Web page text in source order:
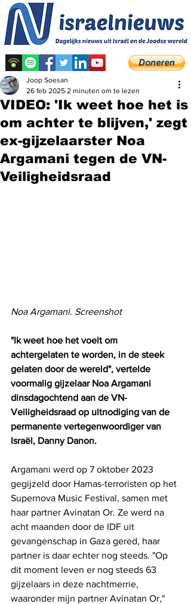
VIDEO: 'Ik weet hoe het is
om achter te blijven,' zegt
ex-gijzelaarster Noa
Argamani tegen de VN-
Veiligheidsraad
Joop Soesan
26 feb 2025 2 minuten om te lezen
Noa Argamani. Screenshot
"Ik weet hoe het voelt om
achtergelaten te worden, in de steek
gelaten door de wereld", vertelde
voormalig gijzelaar Noa Argamani
dinsdagochtend aan de VN-
Veiligheidsraad op uitnodiging van de
permanente vertegenwoordiger van
Israël, Danny Danon.
Argamani werd op 7 oktober 2023
gegijzeld door Hamas-terroristen op het
Supernova Music Festival, samen met
haar partner Avinatan Or. Ze werd na
acht maanden door de IDF uit
gevangenschap in Gaza gered, haar
partner is daar echter nog steeds. "Op
dit moment leven er nog steeds 63
gijzelaars in deze nachtmerrie,
waaronder mijn partner Avinatan Or,"